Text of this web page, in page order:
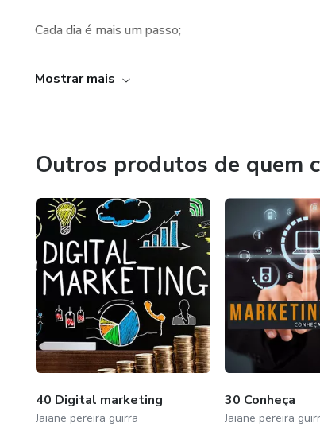
Cada dia é mais um passo;
Evite tomar refrigerante;
Mostrar mais
Outros produtos de quem
40 Digital marketing
Jaiane pereira guirra
30 Conheça
Jaiane pereira